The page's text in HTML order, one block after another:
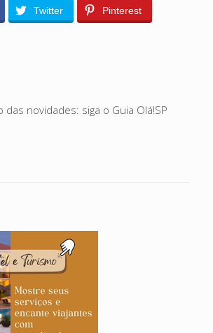
Twitter Pinterest
novidades: siga o Guia Olá!SP